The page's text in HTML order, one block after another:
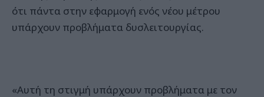
ότι πάντα στην εφαρμογή ενός νέου μέτρου
υπάρχουν προβλήματα δυσλειτουργίας.
«Αυτή τη στιγμή υπάρχουν προβλήματα με τον